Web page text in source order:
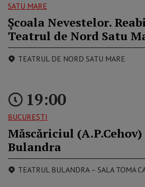
SATU MARE
Școala Nevestelor.
Teatrul de Nord Satu
TEATRUL DE NORD SATU MARE
19:00
BUCUREŞTI
Măscăriciul
Bulandra
TEATRUL BULANDRA – SALA TOMA